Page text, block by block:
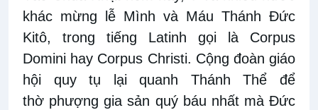
khác mừng lễ Mình và Máu Thánh Đức
Kitô, trong tiếng Latinh gọi là Corpus
Domini hay Corpus Christi. Cộng đoàn giáo
hội quy tụ lại quanh Thánh Thể để
thờ phượng gia sản quý báu nhất mà Đức